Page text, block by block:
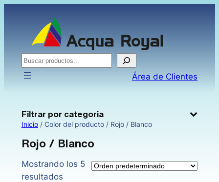
contenido
Buscar
Área de Clientes
Filtrar por categoria
Inicio/ Color del producto / Rojo / Blanco
Rojo / Blanco
Mostrando los 5
resultados